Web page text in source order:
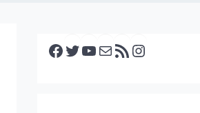
Facebook Twitter YouTube E-mail RSS feed